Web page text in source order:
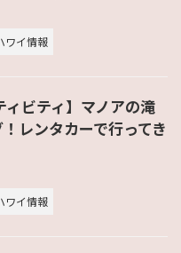
ワイ情報
ィビティ】マノアの滝
レンタカーで行ってき
ワイ情報